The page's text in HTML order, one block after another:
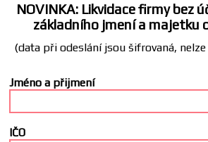
NOVINKA: Likvidace firmy bez
základního jmení a majetku
(data při odeslání jsou šifrovaná,
Jméno a přijmení
IČO